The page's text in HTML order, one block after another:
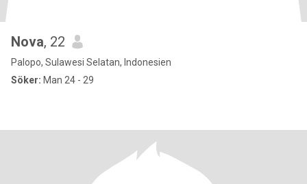
Nova, 22
Palopo, Sulawesi Selatan, Indonesien
Söker: Man 24 - 29